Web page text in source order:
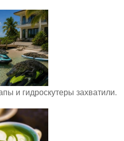
и гидроскутеры захватили.